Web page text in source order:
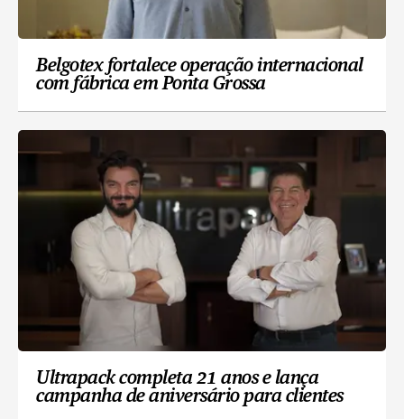
Belgotex fortalece operação internacional
com fábrica em Ponta Grossa
Ultrapack completa 21 anos e lança
campanha de aniversário para clientes